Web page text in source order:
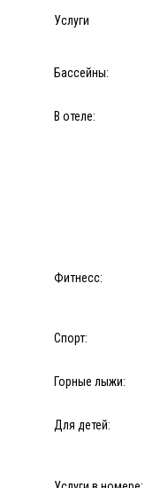
Услуги
Бассейны:
В отеле:
Фитнесс:
Спорт:
Горные лыжи:
Для детей: